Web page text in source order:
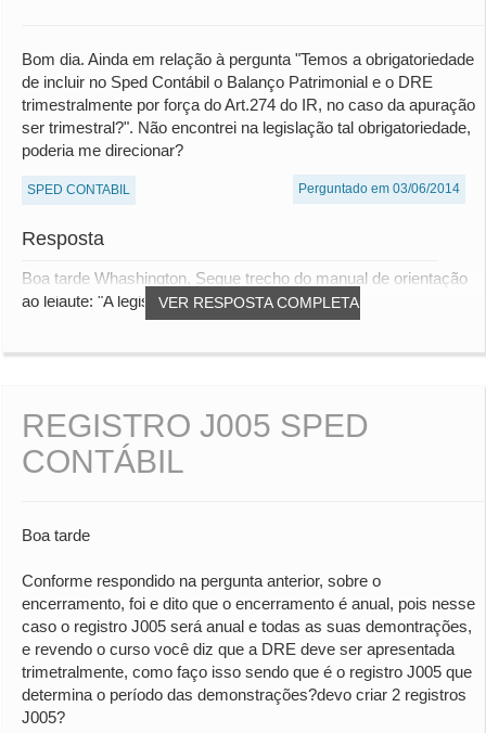
Bom dia. Ainda em relação à pergunta "Temos a obrigatoriedade
de incluir no Sped Contábil o Balanço Patrimonial e o DRE
trimestralmente por força do Art.274 do IR, no caso da apuração
ser trimestral?". Não encontrei na legislação tal obrigatoriedade,
poderia me direcionar?
SPED CONTABIL Perguntado em 03/06/2014
Resposta
VER RESPOSTA COMPLETA
Boa tarde Whashington, Segue trecho do manual de orientação
ao leiaute: "A legislação do imposto...
REGISTRO J005 SPED
CONTÁBIL
Boa tarde
Conforme respondido na pergunta anterior, sobre o
encerramento, foi e dito que o encerramento é anual, pois nesse
caso o registro J005 será anual e todas as suas demontrações,
e revendo o curso você diz que a DRE deve ser apresentada
trimetralmente, como faço isso sendo que é o registro J005 que
determina o período das demonstrações?devo criar 2 registros
J005?